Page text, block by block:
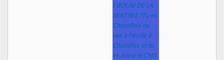
? BOUM DE LA
RENTREE ?Tu es
Chuzellois ou
vas à l'école à
Chuzelles et tu
es entre le CM1